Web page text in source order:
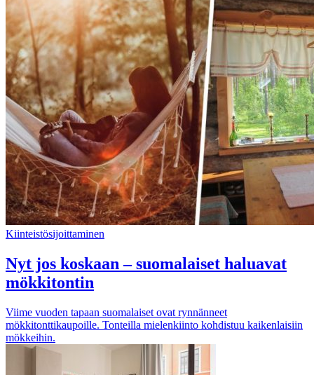
Kiinteistösijoittaminen
Nyt jos koskaan – suomalaiset haluavat
mökkitontin
Viime vuoden tapaan suomalaiset ovat rynnänneet
mökkitonttikaupoille. Tonteilla mielenkiinto kohdistuu kaikenlaisiin
mökkeihin.